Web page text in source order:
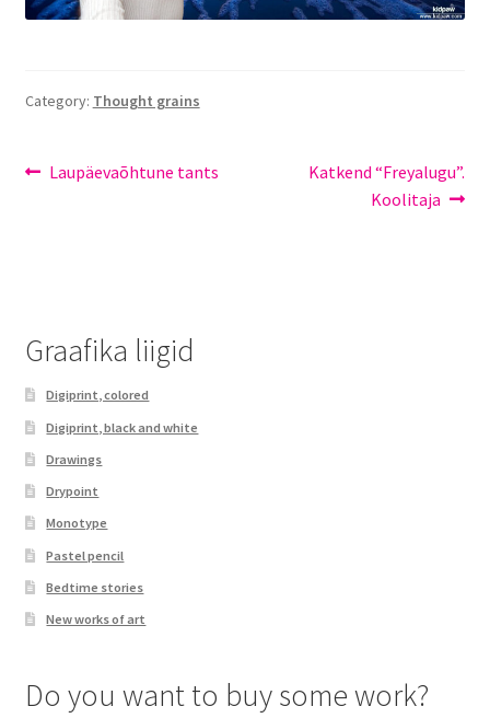
Category: Thought grains
Laupäevaõhtune tants
Katkend “Freyalugu”.
Koolitaja
Graafika liigid
Digiprint, colored
Digiprint, black and white
Drawings
Drypoint
Monotype
Pastel pencil
Bedtime stories
New works of art
Do you want to buy some work?